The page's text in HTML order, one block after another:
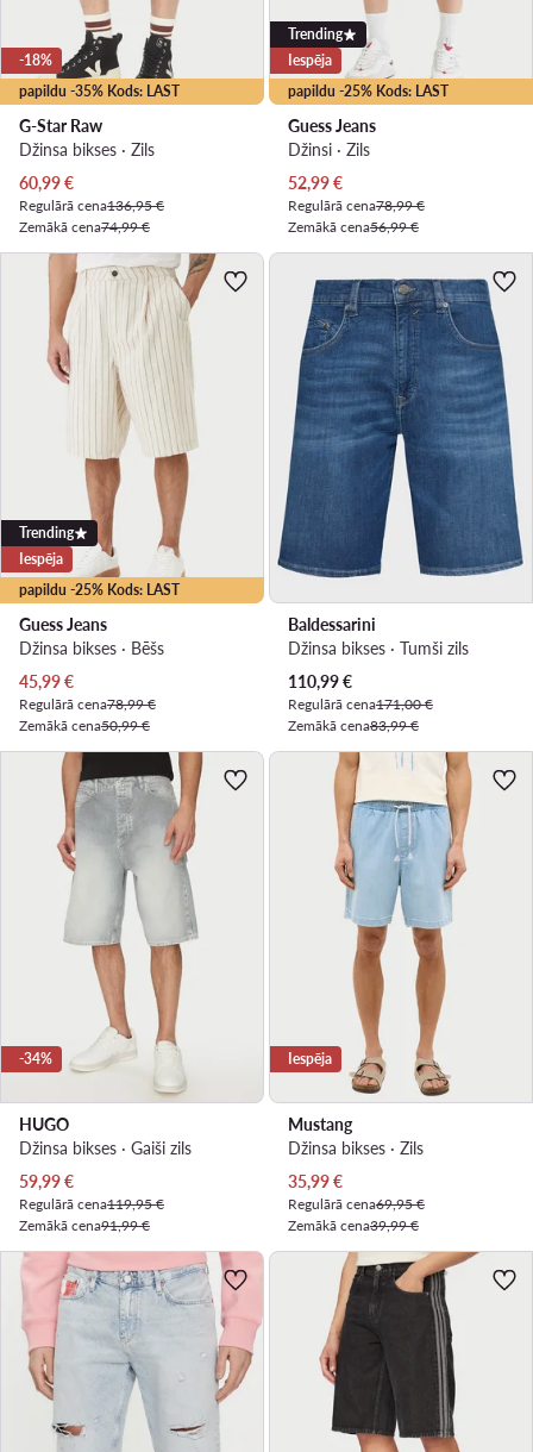
papildu -35% Kods: LAST
-18%
G-Star Raw
Džinsa bikses · Zils
Pašreizējā cena
60,99€
Regulārā cena136,95 €
Zemākā cena74,99 €
papildu -25% Kods: LAST
Trending
Iespēja
Guess Jeans
Džinsi · Zils
Pašreizējā cena
52,99€
Regulārā cena78,99 €
Zemākā cena56,99 €
papildu -25% Kods: LAST
Trending
Iespēja
Guess Jeans
Džinsa bikses · Bēšs
Pašreizējā cena
45,99€
Regulārā cena78,99 €
Zemākā cena50,99 €
Baldessarini
Džinsa bikses · Tumši zils
Pašreizējā cena
110,99€
Regulārā cena171,00 €
Zemākā cena83,99 €
-34%
HUGO
Džinsa bikses · Gaiši zils
Pašreizējā cena
59,99€
Regulārā cena119,95 €
Zemākā cena91,99 €
Iespēja
Mustang
Džinsa bikses · Zils
Pašreizējā cena
35,99€
Regulārā cena69,95 €
Zemākā cena39,99 €